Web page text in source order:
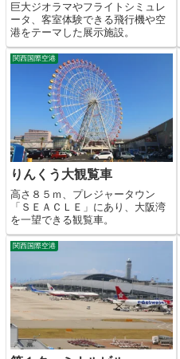
巨大ジオラマやフライトシミュレ
ータ、客室体験できる飛行機や空
港をテーマした展示施設。
関西国際空港
りんくう大観覧車
高さ８５ｍ、プレジャータウン
「ＳＥＡＣＬＥ」にあり、大阪湾
を一望できる観覧車。
関西国際空港